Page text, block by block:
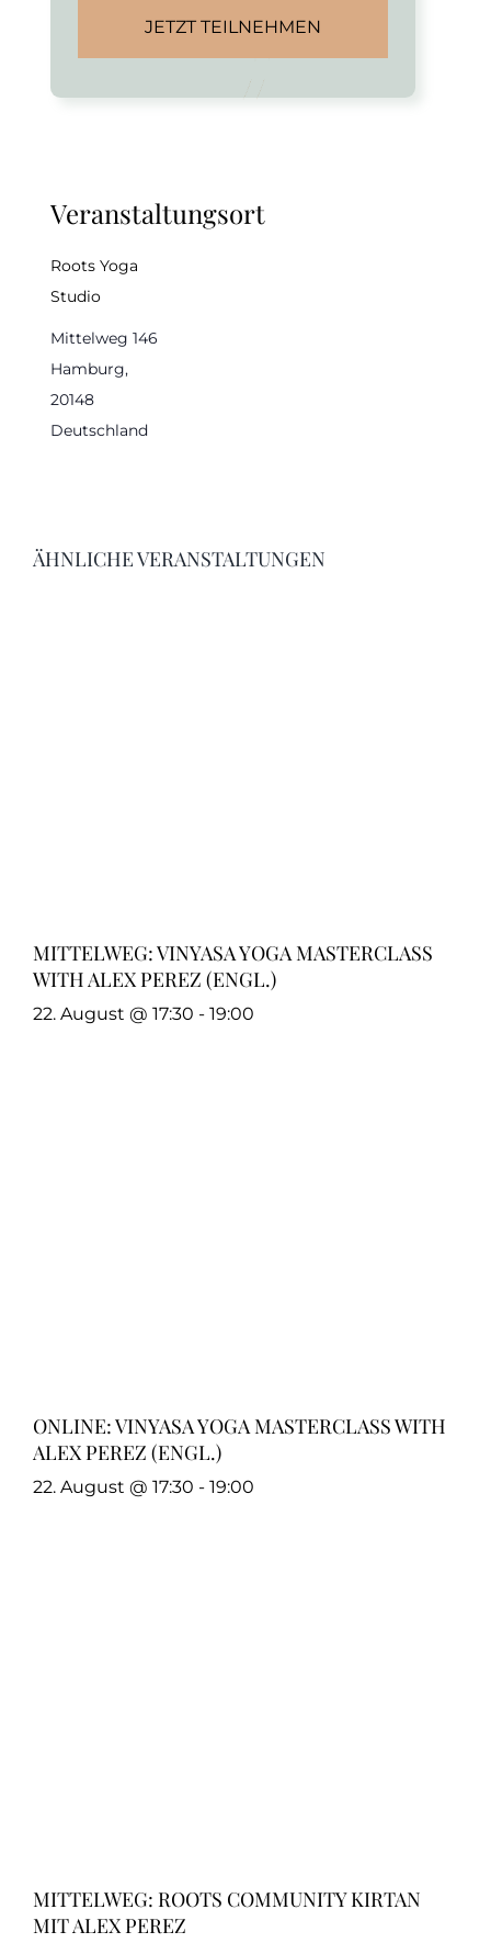
JETZT TEILNEHMEN
Veranstaltungsort
Roots Yoga
Studio
Mittelweg 146
Hamburg,
20148
Deutschland
ÄHNLICHE VERANSTALTUNGEN
MITTELWEG: VINYASA YOGA MASTERCLASS
WITH ALEX PEREZ (ENGL.)
22. August @ 17:30 - 19:00
ONLINE: VINYASA YOGA MASTERCLASS WITH
ALEX PEREZ (ENGL.)
22. August @ 17:30 - 19:00
MITTELWEG: ROOTS COMMUNITY KIRTAN
MIT ALEX PEREZ